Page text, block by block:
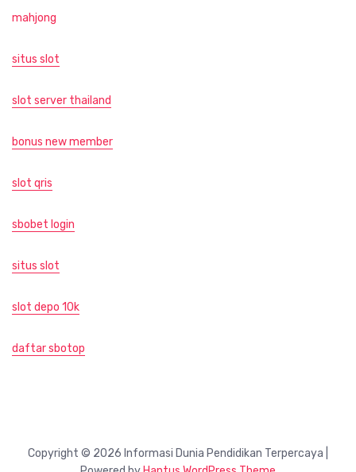
mahjong
situs slot
slot server thailand
bonus new member
slot qris
sbobet login
situs slot
slot depo 10k
daftar sbotop
Copyright © 2026 Informasi Dunia Pendidikan Terpercaya |